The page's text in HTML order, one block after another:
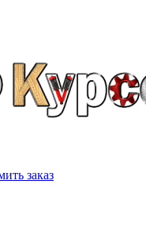
заказ